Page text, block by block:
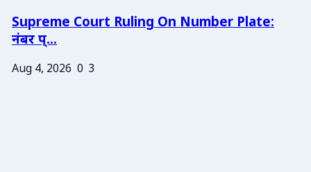
Supreme Court Ruling On Number Plate:
नंबर प्...
Aug 4, 2026 0 3